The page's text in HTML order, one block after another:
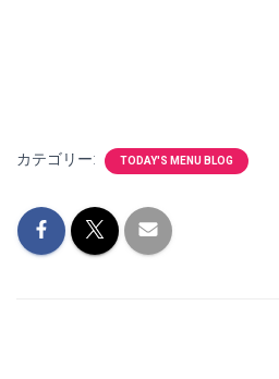
カテゴリー: TODAY'S MENU BLOG